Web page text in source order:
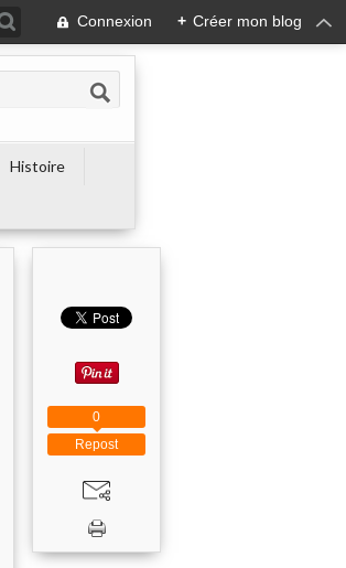
Connexion + Créer mon blog
Histoire
Repost
0